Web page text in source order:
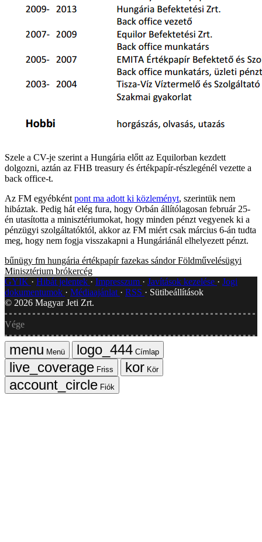
Szele a CV-je szerint a Hungária előtt az Equilorban kezdett
dolgozni, aztán az FHB treasury és értékpapír-részlegénél vezette a
back office-t.
Az FM egyébként pont ma adott ki közleményt, szerintük nem
hibáztak. Pedig hát elég fura, hogy Orbán állítólagosan február 25-
én utasította a minisztériumokat, hogy minden pénzt vegyenek ki a
pénzügyi szolgáltatóktól, akkor az FM miért csak március 6-án tudta
meg, hogy nem fogja visszakapni a Hungáriánál elhelyezett pénzt.
bűnügy fm hungária értékpapír fazekas sándor Földművelésügyi
Minisztérium brókercég
GYIK
Hibát jelentek Impresszum Javítások kezelése
Jogi
dokumentumok
Médiaajánlat RSS
Sütibeállítások
© 2026 Magyar Jeti Zrt.
Vége
Menü
Címlap
Friss
Kör
Fiók